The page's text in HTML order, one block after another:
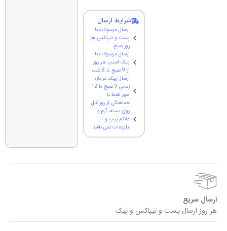
شرایط ارسال
ارسال مرسولات با
پست و تیپاکس هر
روز صبح
ارسال مرسولات با
پیک اسنپ هر روز
از 9 صبح تا 8 شب
ارسال پیک در بازه
زمانی 9 صبح تا 12
ظهر فقط با
هماهنگی از روز قبل
روی بسته، آرم و
علائم پیپ و
ملزومات نمی باشد
ارسال سریع
هر روز ارسال پست و تیپاکس و پیک